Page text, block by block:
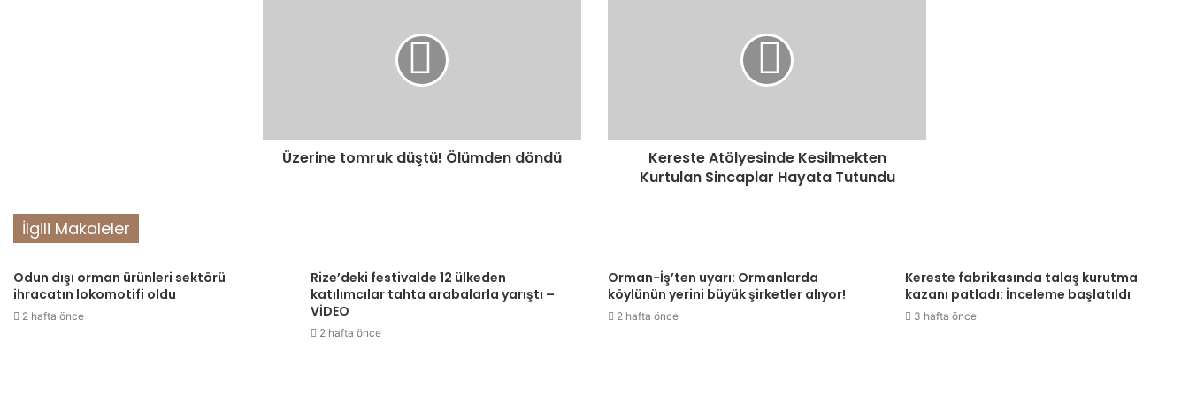
Üzerine tomruk düştü! Ölümden döndü
Kereste Atölyesinde Kesilmekten
Kurtulan Sincaplar Hayata Tutundu
İlgili Makaleler
Odun dışı orman ürünleri sektörü
ihracatın lokomotifi oldu
2 hafta önce
Rize’deki festivalde 12 ülkeden
katılımcılar tahta arabalarla yarıştı –
VİDEO
2 hafta önce
Orman-İş’ten uyarı: Ormanlarda
köylünün yerini büyük şirketler alıyor!
2 hafta önce
Kereste fabrikasında talaş kurutma
kazanı patladı: İnceleme başlatıldı
3 hafta önce